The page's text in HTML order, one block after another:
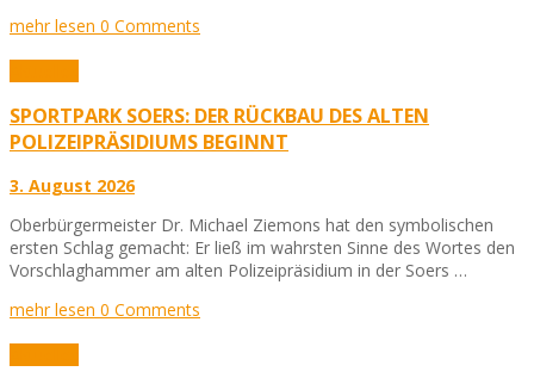
mehr lesen 0 Comments
SPORTPARK SOERS: DER RÜCKBAU DES ALTEN
POLIZEIPRÄSIDIUMS BEGINNT
3. August 2026
Oberbürgermeister Dr. Michael Ziemons hat den symbolischen
ersten Schlag gemacht: Er ließ im wahrsten Sinne des Wortes den
Vorschlaghammer am alten Polizeipräsidium in der Soers …
mehr lesen 0 Comments